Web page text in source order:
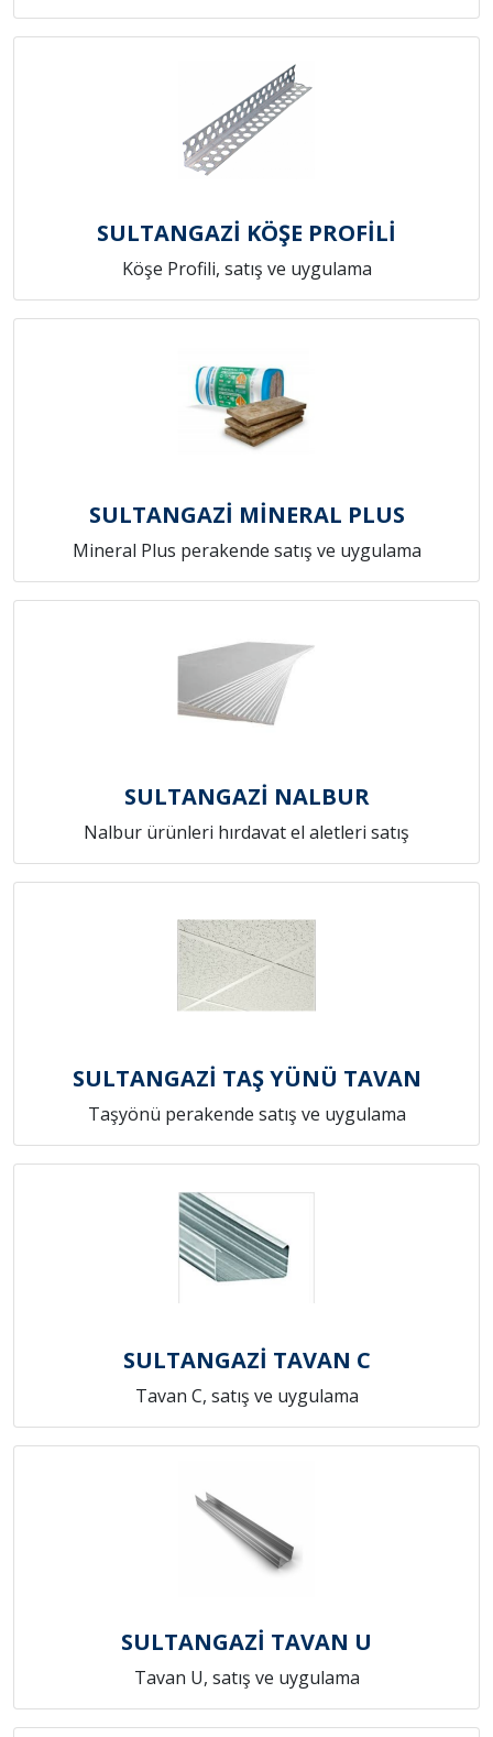
SULTANGAZİ KÖŞE PROFİLİ
Köşe Profili, satış ve uygulama
SULTANGAZİ MİNERAL PLUS
Mineral Plus perakende satış ve uygulama
SULTANGAZİ NALBUR
Nalbur ürünleri hırdavat el aletleri satış
SULTANGAZİ TAŞ YÜNÜ TAVAN
Taşyönü perakende satış ve uygulama
SULTANGAZİ TAVAN C
Tavan C, satış ve uygulama
SULTANGAZİ TAVAN U
Tavan U, satış ve uygulama